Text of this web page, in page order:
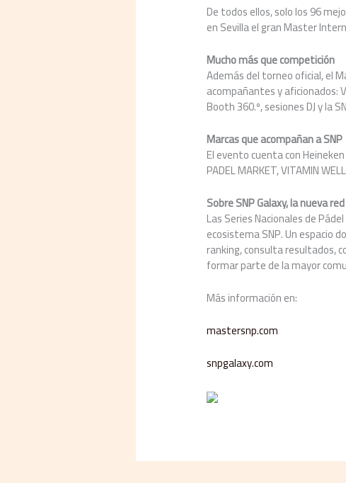
De todos ellos, solo los 96
en Sevilla el gran Master
Mucho más que competición
Además del torneo oficial, el
acompañantes y aficionados:
Booth 360.º, sesiones DJ y la
Marcas que acompañan a SNP
El evento cuenta con
PADEL MARKET, VITAMIN
Sobre SNP Galaxy, la nueva
Las Series Nacionales de
ecosistema SNP. Un espacio
ranking, consulta resultados,
formar parte de la mayor
Más información en:
mastersnp.com
snpgalaxy.com